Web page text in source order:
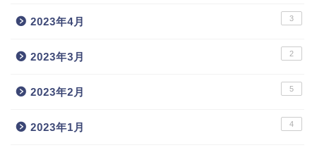
2023年4月 3
2023年3月 2
2023年2月 5
2023年1月 4